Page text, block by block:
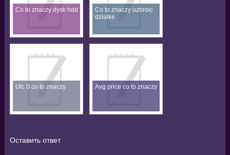
Co to znaczy dysk hdd
Co to znaczy uzbroic
dzialke
Utc 0 co to znaczy Avg price co to znaczy
Оставить ответ